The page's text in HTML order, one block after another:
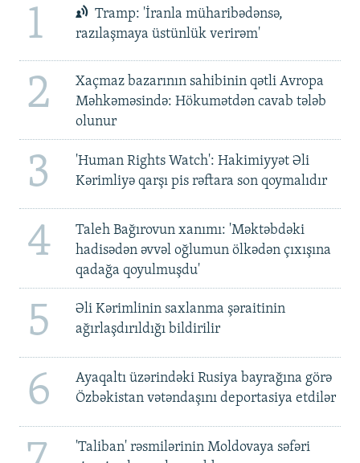
1
Tramp: 'İranla müharibədənsə,
razılaşmaya üstünlük verirəm'
2
Xaçmaz bazarının sahibinin qətli Avropa
Məhkəməsində: Hökumətdən cavab tələb
olunur
3
'Human Rights Watch': Hakimiyyət Əli
Kərimliyə qarşı pis rəftara son qoymalıdır
4
Taleh Bağırovun xanımı: 'Məktəbdəki
hadisədən əvvəl oğlumun ölkədən çıxışına
qadağa qoyulmuşdu'
5
Əli Kərimlinin saxlanma şəraitinin
ağırlaşdırıldığı bildirilir
6
Ayaqaltı üzərindəki Rusiya bayrağına görə
Özbəkistan vətəndaşını deportasiya etdilər
'Taliban' rəsmilərinin Moldovaya səfəri